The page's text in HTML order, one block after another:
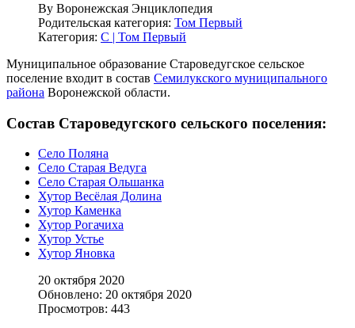
By Воронежская Энциклопедия
Родительская категория: Том Первый
Категория: С | Том Первый
Муниципальное образование Староведугское сельское
поселение входит в состав Семилукского муниципального
района Воронежской области.
Состав Староведугского сельского поселения:
Село Поляна
Село Старая Ведуга
Село Старая Ольшанка
Хутор Весёлая Долина
Хутор Каменка
Хутор Рогачиха
Хутор Устье
Хутор Яновка
20 октября 2020
Обновлено: 20 октября 2020
Просмотров: 443